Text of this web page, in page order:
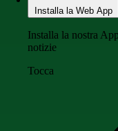
Installa la Web App
Installa la nostra
notizie
Tocca